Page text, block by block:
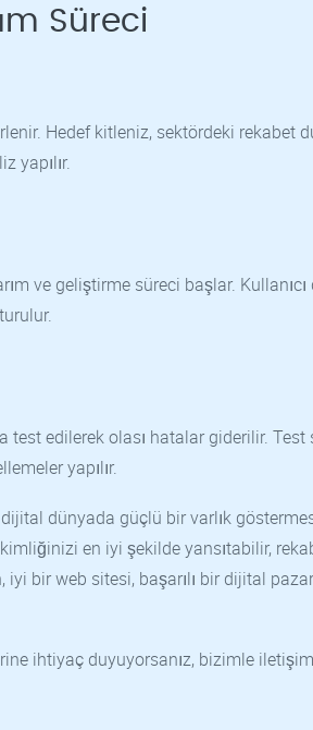
Süreci
Hedef kitleniz, sektördeki rekabet
yapılır.
ve geliştirme süreci başlar.
test edilerek olası hatalar giderilir.
yapılır.
dünyada güçlü bir varlık
en iyi şekilde yansıtabilir,
bir web sitesi, başarılı bir dijital
ihtiyaç duyuyorsanız, bizimle